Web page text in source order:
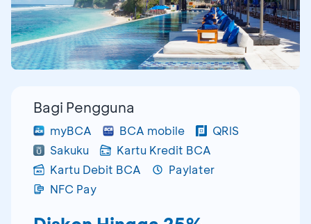
Bagi Pengguna
myBCA BCA mobile
QRIS
Sakuku
Kartu Kredit BCA
Kartu Debit BCA
Paylater
NFC Pay